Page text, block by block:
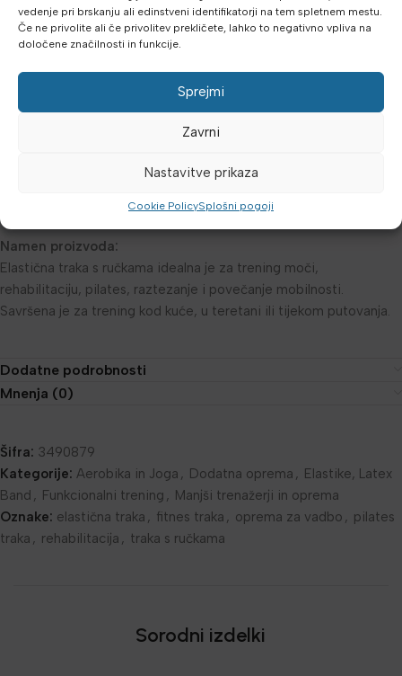
vedenje pri brskanju ali edinstveni identifikatorji na tem spletnem mestu.
Če ne privolite ali če privolitev prekličete, lahko to negativno vpliva na
določene značilnosti in funkcije.
Sprejmi
Zavrni
Nastavitve prikaza
Cookie PolicySplošni pogoji
jačanje mišic i poboljšanje gibljivosti.
početnika do iskusnih športnika.
Zbog male teže i kompaktnih dimenzija,
Osigurava varno i kontrolirano izvajanje vaj, smanjujući
Namen proizvoda:
Elastična traka s ručkama idealna je za trening moči,
rehabilitaciju, pilates, raztezanje i povečanje mobilnosti.
Savršena je za trening kod kuće, u teretani ili tijekom putovanja.
Dodatne podrobnosti
Mnenja (0)
Šifra: 3490879
Kategorije: Aerobika in Joga , Dodatna oprema , Elastike, Latex
Band , Funkcionalni trening , Manjši trenažerji in oprema
Oznake: elastična traka , fitnes traka , oprema za vadbo , pilates
traka , rehabilitacija , traka s ručkama
Sorodni izdelki